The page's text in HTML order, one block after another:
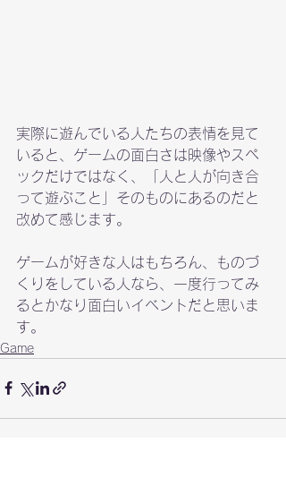
実際に遊んでいる人たちの表情を見て
いると、ゲームの面白さは映像やスペ
ックだけではなく、「人と人が向き合
って遊ぶこと」そのものにあるのだと
改めて感じます。
ゲームが好きな人はもちろん、ものづ
くりをしている人なら、一度行ってみ
るとかなり面白いイベントだと思いま
す。
Game